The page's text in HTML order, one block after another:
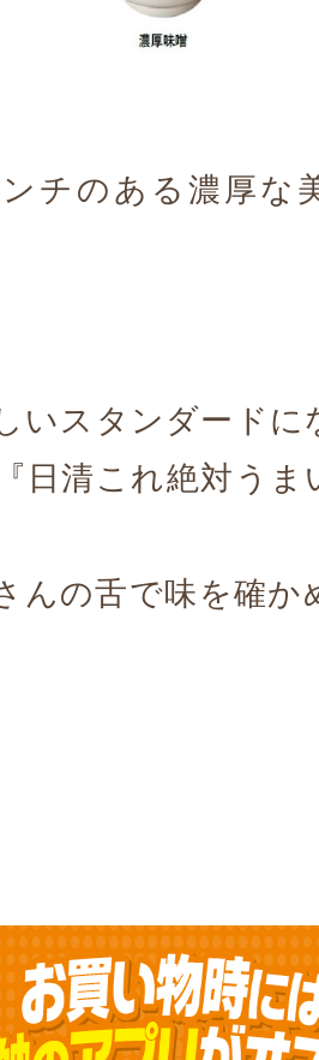
チのある濃厚な
いスタンダードに
日清これ絶対うま
んの舌で味を確か